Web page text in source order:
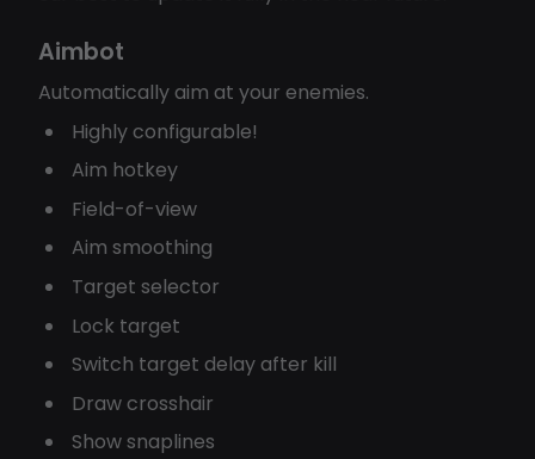
Aimbot
Automatically aim at your enemies.
Highly configurable!
Aim hotkey
Field-of-view
Aim smoothing
Target selector
Lock target
Switch target delay after kill
Draw crosshair
Show snaplines